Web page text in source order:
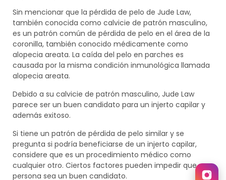
Sin mencionar que la pérdida de pelo de Jude Law,
también conocida como calvicie de patrón masculino,
es un patrón común de pérdida de pelo en el área de la
coronilla, también conocido médicamente como
alopecia areata. La caída del pelo en parches es
causada por la misma condición inmunológica llamada
alopecia areata.
Debido a su calvicie de patrón masculino, Jude Law
parece ser un buen candidato para un injerto capilar y
además exitoso.
Si tiene un patrón de pérdida de pelo similar y se
pregunta si podría beneficiarse de un injerto capilar,
considere que es un procedimiento médico como
cualquier otro. Ciertos factores pueden impedir que una
persona sea un buen candidato.